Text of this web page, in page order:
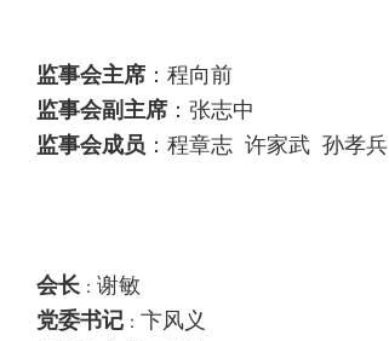
监事会主席 ：程向前
监事会副主席 ：张志中
监事会成员 ：程章志 许家武 孙孝兵
会长 ： 谢敏
党委书记 ： 卞风义